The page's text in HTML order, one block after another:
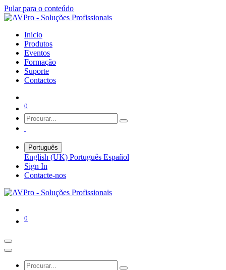
Pular para o conteúdo
Inicio
Produtos
Eventos
Formação
Suporte
Contactos
0
Português
English (UK) Português Español
Sign In
Contacte-nos
0